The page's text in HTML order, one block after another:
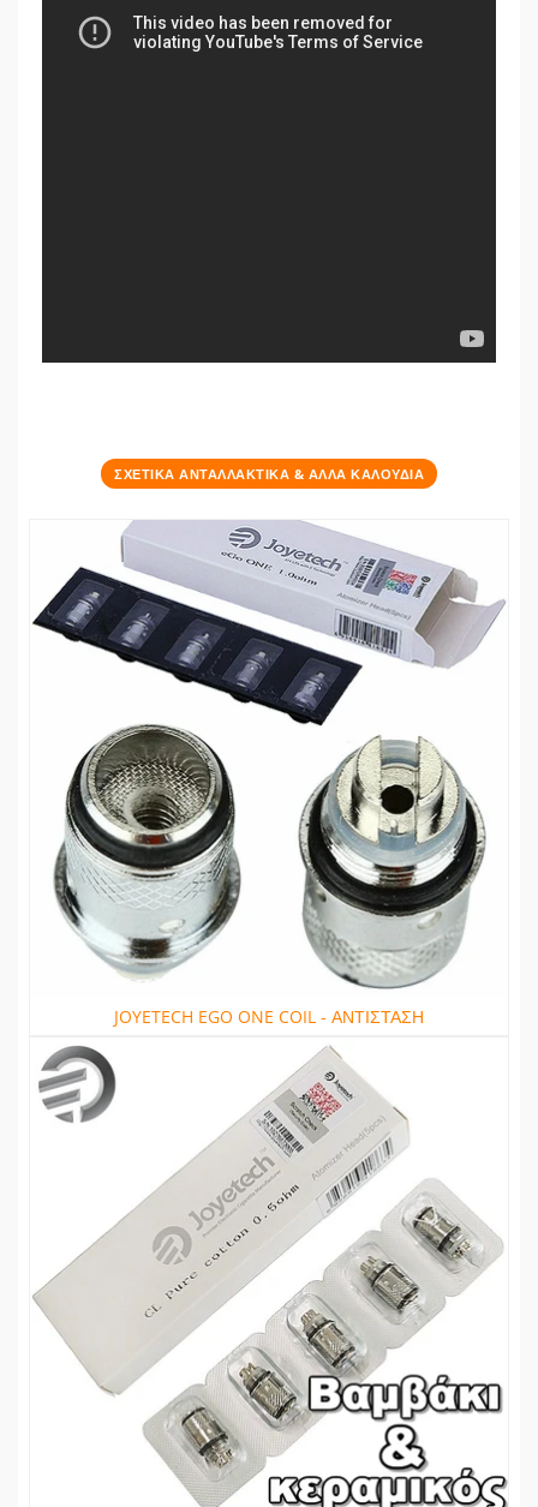
ΣΧΕΤΙΚΑ ΑΝΤΑΛΛΑΚΤΙΚΑ & ΑΛΛΑ ΚΑΛΟΥΔΙΑ
JOYETECH EGO ONE COIL - ΑΝΤΙΣΤΑΣΗ